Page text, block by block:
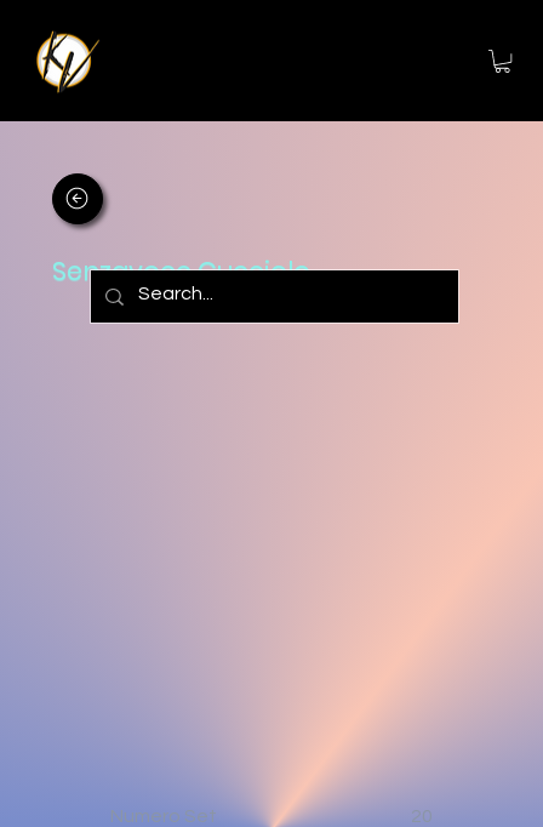
Senzavoce Cucciolo
Numero Set
20